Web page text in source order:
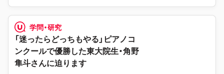
学問・研究
「迷ったらどっちもやる」ピアノコ
ンクールで優勝した東大院生・角野
隼斗さんに迫ります